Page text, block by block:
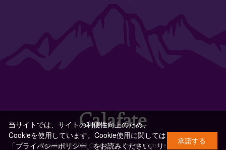
Copyright © 2022 Calafate Co.,Ltd. All rights reserved.
当サイトでは、サイトの利便性向上のため、
Cookieを使用しています。Cookie使用に関しては
「プライバシーポリシー」をお読みください。リ
承諾する